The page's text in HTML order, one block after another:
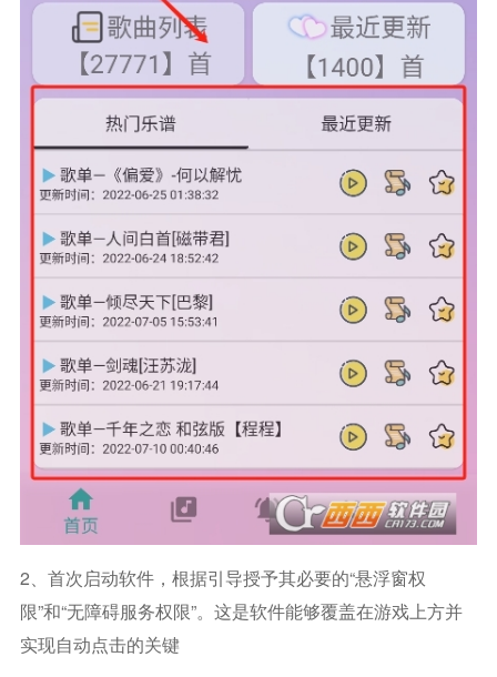
2、首次启动软件，根据引导授予其必要的“悬浮窗权
限”和“无障碍服务权限”。这是软件能够覆盖在游戏上方并
实现自动点击的关键